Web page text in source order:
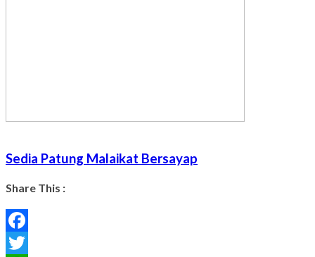
Sedia Patung Malaikat Bersayap
Share This :
Facebook